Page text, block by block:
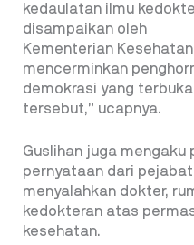
kedaulatan ilmu
disampaikan oleh
Kementerian
mencerminkan
demokrasi yang
tersebut,” ucapnya.
Guslihan juga mengaku
pernyataan dari
menyalahkan dokter,
kedokteran atas
kesehatan.